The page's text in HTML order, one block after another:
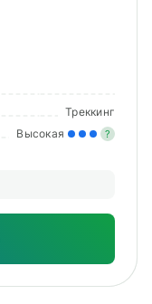
Треккинг
Высокая ?